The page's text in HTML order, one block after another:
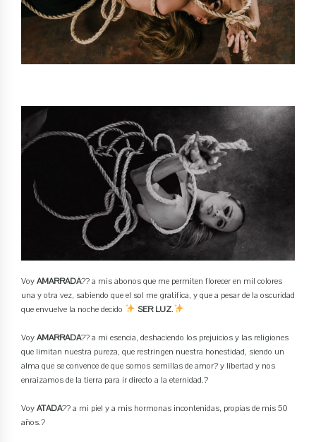
VoyAMARRADA?? a mis abonos que me permiten florecer en mil colores
una y otra vez, sabiendo que el sol me gratifica, y que a pesar de la oscuridad
que envuelve la noche decido
SER LUZ.
VoyAMARRADA?? a mi esencia, deshaciendo los prejuicios y las religiones
que limitan nuestra pureza, que restringen nuestra honestidad, siendo un
alma que se convence de que somos semillas de amor? y libertad y nos
enraizamos de la tierra para ir directo a la eternidad.?
VoyATADA?? a mi piel y a mis hormonas incontenidas, propias de mis 50
años.?